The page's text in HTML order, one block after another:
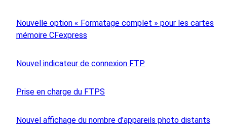
Nouvelle option « Formatage complet » pour les cartes
mémoire CFexpress
Nouvel indicateur de connexion FTP
Prise en charge du FTPS
Nouvel affichage du nombre d’appareils photo distants